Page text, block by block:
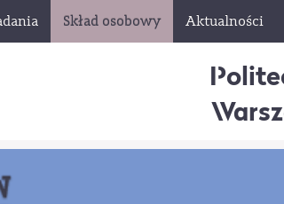
Skład osobowy Aktualności